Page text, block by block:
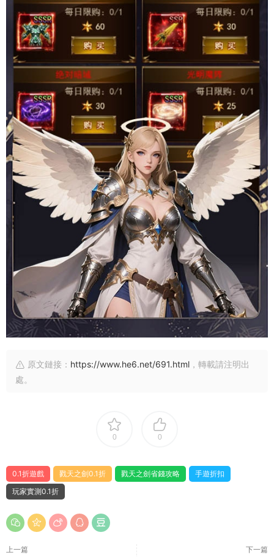
原文鏈接： https://www.he6.net/691.html ，轉載請注明出
處。
0 0
0.1折遊戲 戮天之劍0.1折 戮天之劍省錢攻略
手遊折扣
玩家實測0.1折
上一篇 下一篇